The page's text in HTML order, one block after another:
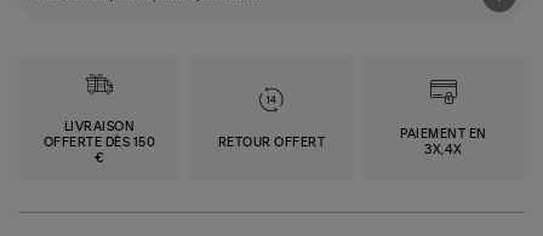
LIVRAISON
OFFERTE DÈS 150
€
RETOUR OFFERT
PAIEMENT EN
3X,4X